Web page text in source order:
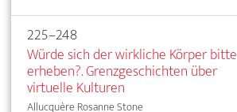
225–248
Würde sich der wirkliche Körper bitte
erheben?. Grenzgeschichten über
virtuelle Kulturen
Allucquère Rosanne Stone